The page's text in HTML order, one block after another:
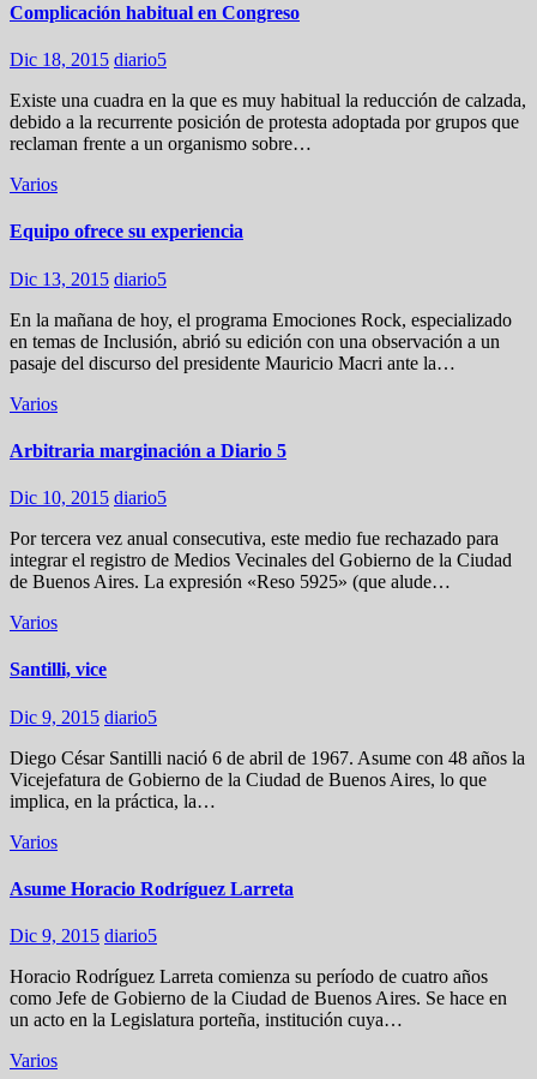
Complicación habitual en Congreso
Dic 18, 2015 diario5
Existe una cuadra en la que es muy habitual la reducción de calzada,
debido a la recurrente posición de protesta adoptada por grupos que
reclaman frente a un organismo sobre…
Varios
Equipo ofrece su experiencia
Dic 13, 2015 diario5
En la mañana de hoy, el programa Emociones Rock, especializado
en temas de Inclusión, abrió su edición con una observación a un
pasaje del discurso del presidente Mauricio Macri ante la…
Varios
Arbitraria marginación a Diario 5
Dic 10, 2015 diario5
Por tercera vez anual consecutiva, este medio fue rechazado para
integrar el registro de Medios Vecinales del Gobierno de la Ciudad
de Buenos Aires. La expresión «Reso 5925» (que alude…
Varios
Santilli, vice
Dic 9, 2015 diario5
Diego César Santilli nació 6 de abril de 1967. Asume con 48 años la
Vicejefatura de Gobierno de la Ciudad de Buenos Aires, lo que
implica, en la práctica, la…
Varios
Asume Horacio Rodríguez Larreta
Dic 9, 2015 diario5
Horacio Rodríguez Larreta comienza su período de cuatro años
como Jefe de Gobierno de la Ciudad de Buenos Aires. Se hace en
un acto en la Legislatura porteña, institución cuya…
Varios